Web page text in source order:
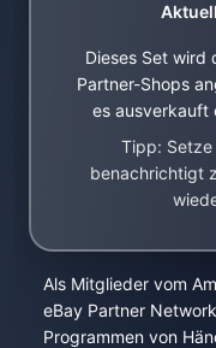
Dieses Set wird
Partner-Shops
es ausverkauft
Tipp: Setze
benachrichtigt
Als Mitglieder vom
eBay Partner
Programmen von